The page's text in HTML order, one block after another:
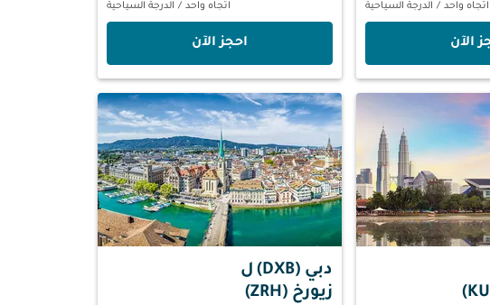
اتجاه واحد / الدرجة السياحية
الآن‬
اتجاه واحد / الدرجة السياحية
‫احجز الآن‬
دبي (DXB)
ل
زيورخ (ZRH)